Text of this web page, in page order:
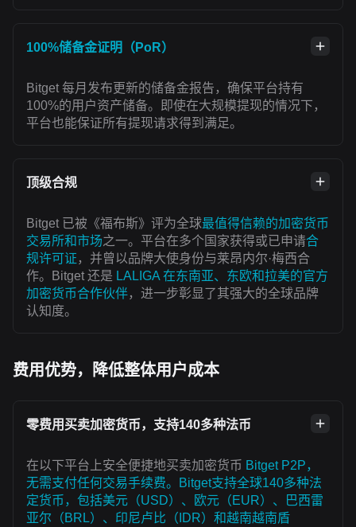
100%储备金证明（PoR）
Bitget 每月发布更新的储备金报告，确保平台持有
100%的用户资产储备。即使在大规模提现的情况下，
平台也能保证所有提现请求得到满足。
顶级合规
Bitget 已被《福布斯》评为全球最值得信赖的加密货币
交易所和市场之一。平台在多个国家获得或已申请合
规许可证 ，并曾以品牌大使身份与莱昂内尔·梅西合
作。Bitget 还是 LALIGA 在东南亚、东欧和拉美的官方
加密货币合作伙伴，进一步彰显了其强大的全球品牌
认知度。
费用优势，降低整体用户成本
零费用买卖加密货币，支持140多种法币
在以下平台上安全便捷地买卖加密货币 Bitget P2P，
无需支付任何交易手续费。Bitget支持全球140多种法
定货币，包括美元（USD）、欧元（EUR）、巴西雷
亚尔（BRL）、印尼卢比（IDR）和越南越南盾